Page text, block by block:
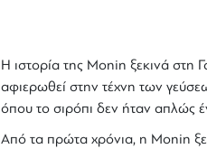
Η ιστορία της Monin ξεκινά στη
αφιερωθεί στην τέχνη των
όπου το σιρόπι δεν ήταν απλώς
Από τα πρώτα χρόνια, η Monin